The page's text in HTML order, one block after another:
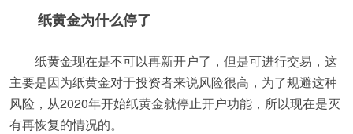
纸黄金为什么停了
纸黄金现在是不可以再新开户了，但是可进行交易，这
主要是因为纸黄金对于投资者来说风险很高，为了规避这种
风险，从2020年开始纸黄金就停止开户功能，所以现在是灭
有再恢复的情况的。